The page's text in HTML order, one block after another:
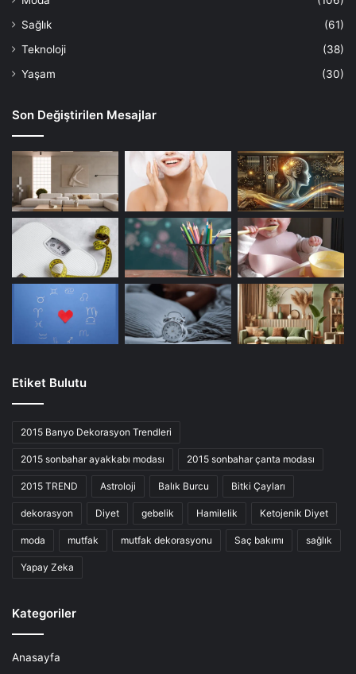
Sağlık
(61)
Teknoloji
(38)
Yaşam
(30)
Son Değiştirilen Mesajlar
Etiket Bulutu
2015 Banyo Dekorasyon Trendleri
2015 sonbahar ayakkabı modası 2015 sonbahar çanta modası
2015 TREND Astroloji Balık Burcu Bitki Çayları
dekorasyon Diyet gebelik Hamilelik Ketojenik Diyet
moda mutfak mutfak dekorasyonu Saç bakımı sağlık
Yapay Zeka
Kategoriler
Anasayfa